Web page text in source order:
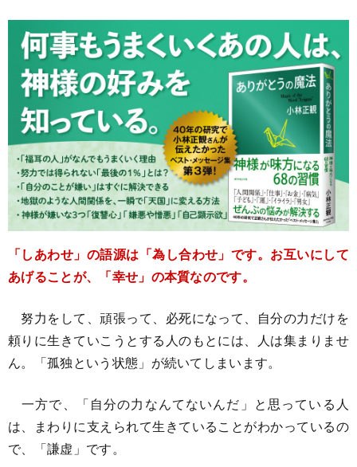
「しあわせ」の語源は「為し合わせ」です。お互いにして
あげることが、「幸せ」の本質なのです。
努力をして、頑張って、必死になって、自分の力だけを
頼りに生きていこうとする人のもとには、人は集まりませ
ん。「孤独という状態」が続いてしまいます。
一方で、「自分の力なんてないんだ」と思っている人
は、まわりに支えられて生きていることがわかっているの
で、「謙虚」です。